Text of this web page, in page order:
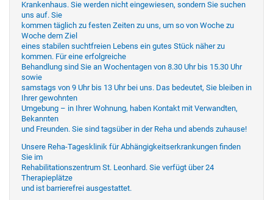
Krankenhaus. Sie werden nicht eingewiesen, sondern Sie suchen
uns auf. Sie
kommen täglich zu festen Zeiten zu uns, um so von Woche zu
Woche dem Ziel
eines stabilen suchtfreien Lebens ein gutes Stück näher zu
kommen. Für eine erfolgreiche
Behandlung sind Sie an Wochentagen von 8.30 Uhr bis 15.30 Uhr
sowie
samstags von 9 Uhr bis 13 Uhr bei uns. Das bedeutet, Sie bleiben in
Ihrer gewohnten
Umgebung – in Ihrer Wohnung, haben Kontakt mit Verwandten,
Bekannten
und Freunden. Sie sind tagsüber in der Reha und abends zuhause!
Unsere Reha-Tagesklinik für Abhängigkeitserkrankungen finden
Sie im
Rehabilitationszentrum St. Leonhard. Sie verfügt über 24
Therapieplätze
und ist barrierefrei ausgestattet.